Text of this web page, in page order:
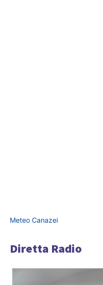
Meteo Canazei
Diretta Radio